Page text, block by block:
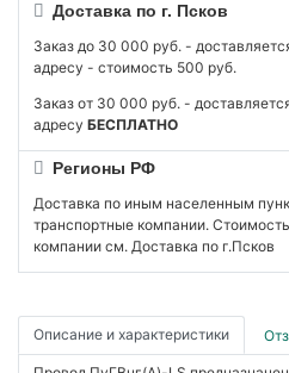
Доставка по г. Псков
Заказ до 30 000 руб. -
адресу - стоимость 500 руб.
Заказ от 30 000 руб. -
адресу БЕСПЛАТНО
Регионы РФ
Доставка по иным населенным
транспортные компании.
компании см. Доставка по г.Псков
Описание и характеристики